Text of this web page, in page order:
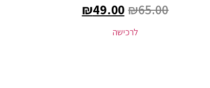
₪65.00
₪49.00
לרכישה